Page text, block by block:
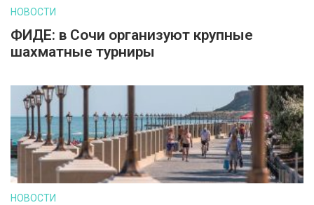
НОВОСТИ
ФИДЕ: в Сочи организуют крупные
шахматные турниры
НОВОСТИ